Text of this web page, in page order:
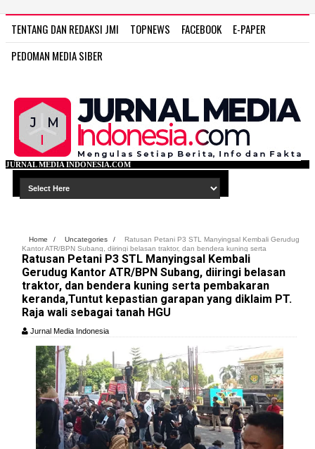
TENTANG DAN REDAKSI JMI TOPNEWS FACEBOOK
E-PAPER
PEDOMAN MEDIA SIBER
Home / Uncategories /
Ratusan Petani P3 STL Manyingsal Kembali Gerudug
Kantor ATR/BPN Subang, diiringi belasan traktor, dan bendera kuning serta
pembakaran keranda,Tuntut kepastian garapan yang diklaim PT. Raja wali sebagai
tanah HGU
Ratusan Petani P3 STL Manyingsal Kembali
Gerudug Kantor ATR/BPN Subang, diiringi belasan
traktor, dan bendera kuning serta pembakaran
keranda,Tuntut kepastian garapan yang diklaim PT.
Raja wali sebagai tanah HGU
Jurnal Media Indonesia